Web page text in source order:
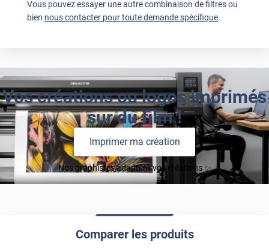
Vous pouvez essayer une autre combinaison de filtres ou
bien nous contacter pour toute demande spécifique.
Vos créations ou logos imprimés
sur du film !
Imprimer ma création
Nos graphistes adaptent vos créations ✨
Comparer les produits